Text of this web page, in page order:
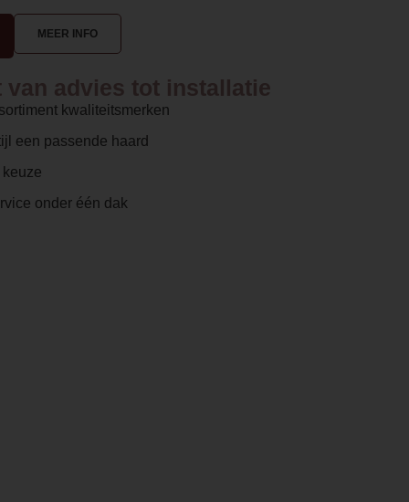
MEER INFO
advies tot installatie
kwaliteitsmerken
een passende haard
onder één dak